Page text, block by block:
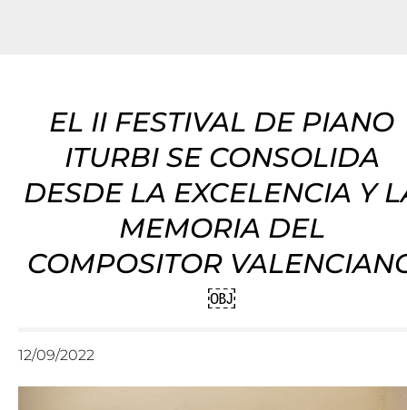
EL II FESTIVAL DE PIANO
ITURBI SE CONSOLIDA
DESDE LA EXCELENCIA Y
MEMORIA DEL
COMPOSITOR
￼
12/09/2022